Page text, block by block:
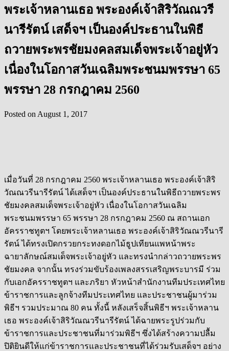
พระเจ้าหลานเธอ พระองค์เจ้าสิริวัณณวรี
นารีรัตน์ เสด็จฯ เป็นองค์ประธานในพิธี
ถวายพระพรชัยมงคลสมเด็จพระเจ้าอยู่หัว
เนื่องในโอกาสวันเฉลิมพระชนมพรรษา 65
พรรษา 28 กรกฎาคม 2560
Posted on August 1, 2017
เมื่อวันที่ 28 กรกฎาคม 2560 พระเจ้าหลานเธอ พระองค์เจ้าสิริ
วัณณวรีนารีรัตน์ ได้เสด็จฯ เป็นองค์ประธานในพิธีถวายพระพร
ชัยมงคลสมเด็จพระเจ้าอยู่หัว เนื่องในโอกาสวันเฉลิม
พระชนมพรรษา 65 พรรษา 28 กรกฎาคม 2560 ณ สถานเอก
อัครราชทูตฯ โดยพระเจ้าหลานเธอ พระองค์เจ้าสิริวัณณวรีนารี
รัตน์ ได้ทรงเปิดกรวยกระทงดอกไม้ธูปเทียนแพหน้าพระ
ฉายาลักษณ์สมเด็จพระเจ้าอยู่หัว และทรงนำกล่าวถวายพระพร
ชัยมงคล จากนั้น ทรงร่วมขับร้องเพลงสรรเสริญพระบารมี ร่วม
กับเอกอัครราชทูตฯ และภริยา หัวหน้าสำนักงานทีมประเทศไทย
ข้าราชการและลูกจ้างทีมประเทศไทย และประชาชนผู้มาร่วม
พิธีฯ รวมประมาณ 80 คน ทั้งนี้ หลังเสร็จสิ้นพิธีฯ พระเจ้าหลาน
เธอ พระองค์เจ้าสิริวัณณวรีนารีรัตน์ ได้ฉายพระรูปร่วมกับ
ข้าราชการและประชาชนที่มาร่วมพิธีฯ ซึ่งได้สร้างความปลื้ม
ปิติยินดีให้แก่ข้าราชการและประชาชนที่ได้ร่วมรับเสด็จฯ อย่าง